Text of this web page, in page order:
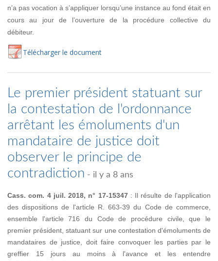
n’a pas vocation à s’appliquer lorsqu’une instance au fond était en
cours au jour de l’ouverture de la procédure collective du
débiteur.
Télécharger le document
Le premier président statuant sur
la contestation de l'ordonnance
arrêtant les émoluments d'un
mandataire de justice doit
observer le principe de
contradiction - il y a 8 ans
Cass. com. 4 juil. 2018, n° 17-15347: Il résulte de l'application
des dispositions de l'article R. 663-39 du Code de commerce,
ensemble l'article 716 du Code de procédure civile, que le
premier président, statuant sur une contestation d'émoluments de
mandataires de justice, doit faire convoquer les parties par le
greffier 15 jours au moins à l'avance et les entendre